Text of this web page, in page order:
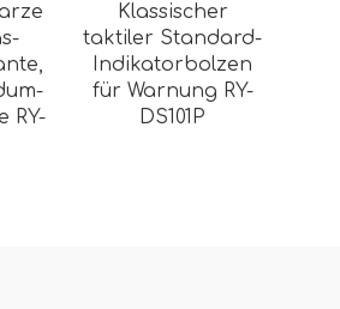
RY-
Klassischer
taktiler Standard-
Indikatorbolzen
für Warnung RY-
DS101P